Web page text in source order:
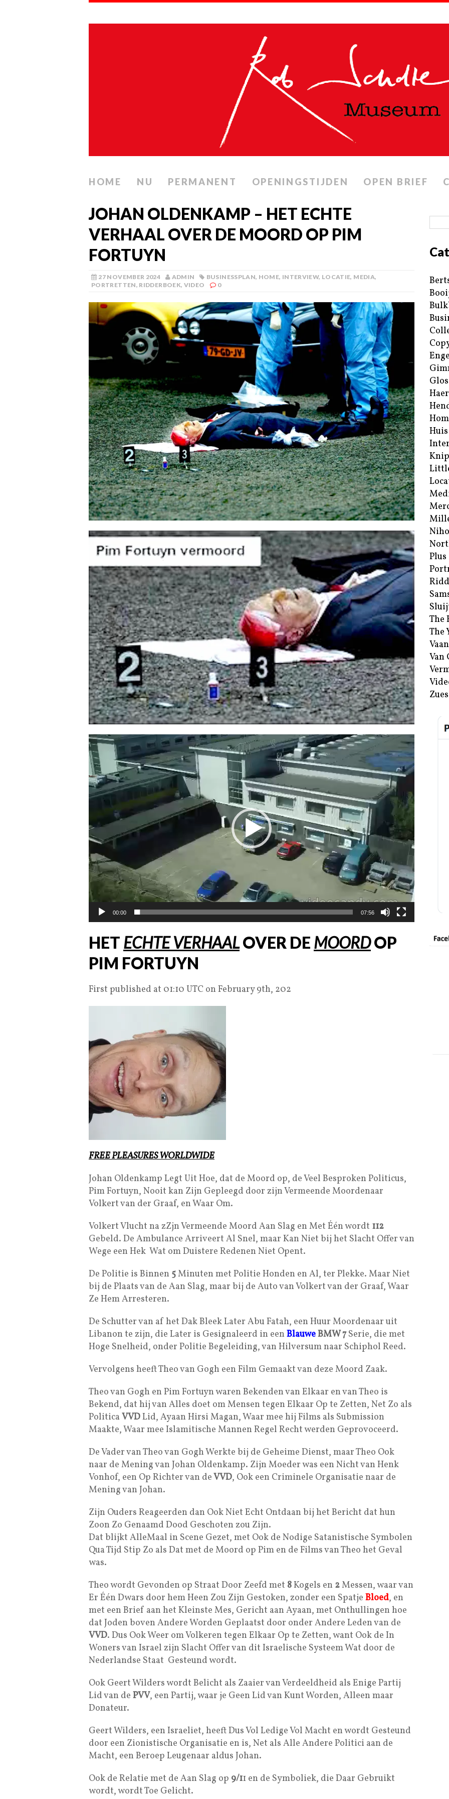
HOME NU PERMANENT OPENINGSTIJDEN OPEN BRIEF
JOHAN OLDENKAMP – HET ECHTE
VERHAAL OVER DE MOORD OP PIM
FORTUYN
27 NOVEMBER 2024 ADMIN BUSINESSPLAN, HOME, INTERVIEW, LOCATIE, MEDIA,
PORTRETTEN, RIDDERBOEK, VIDEO 0
Videospeler
00:00 07:56
HET ECHTE VERHAALOVER DE MOORDOP
PIM FORTUYN
First published at 01:10 UTC on February 9th, 202
FREE PLEASURES WORLDWIDE
Johan Oldenkamp Legt Uit Hoe, dat de Moord op, de Veel Besproken Politicus,
Pim Fortuyn, Nooit kan Zijn Gepleegd door zijn Vermeende Moordenaar
Volkert van der Graaf, en Waar Om.
Volkert Vlucht na zZjn Vermeende Moord Aan Slag en Met Één wordt 112
Gebeld. De Ambulance Arriveert Al Snel, maar Kan Niet bij het Slacht Offer van
Wege een Hek Wat om Duistere Redenen Niet Opent.
De Politie is Binnen 5Minuten met Politie Honden en Al, ter Plekke. Maar Niet
bij de Plaats van de Aan Slag, maar bij de Auto van Volkert van der Graaf, Waar
Ze Hem Arresteren.
De Schutter van af het Dak Bleek Later Abu Fatah, een Huur Moordenaar uit
Libanon te zijn, die Later is Gesignaleerd in een BlauweBMW 7Serie, die met
Hoge Snelheid, onder Politie Begeleiding, van Hilversum naar Schiphol Reed.
Vervolgens heeft Theo van Gogh een Film Gemaakt van deze Moord Zaak.
Theo van Gogh en Pim Fortuyn waren Bekenden van Elkaar en van Theo is
Bekend, dat hij van Alles doet om Mensen tegen Elkaar Op te Zetten, Net Zo als
Politica VVDLid, Ayaan Hirsi Magan, Waar mee hij Films als Submission
Maakte, Waar mee Islamitische Mannen Regel Recht werden Geprovoceerd.
De Vader van Theo van Gogh Werkte bij de Geheime Dienst, maar Theo Ook
naar de Mening van Johan Oldenkamp. Zijn Moeder was een Nicht van Henk
Vonhof, een Op Richter van deVVD, Ook een Criminele Organisatie naar de
Mening van Johan.
Zijn Ouders Reageerden dan Ook Niet Echt Ontdaan bij het Bericht dat hun
Zoon Zo Genaamd Dood Geschoten zou Zijn.
Dat blijkt AlleMaal in Scene Gezet, met Ook de Nodige Satanistische Symbolen
Qua Tijd Stip Zo als Dat met de Moord op Pim en de Films van Theo het Geval
was.
Theo wordt Gevonden op Straat Door Zeefd met 8Kogels en 2Messen, waar van
Er Één Dwars door hem Heen Zou Zijn Gestoken, zonder een Spatje Bloed, en
met een Brief aan het Kleinste Mes, Gericht aan Ayaan, met Onthullingen hoe
dat Joden boven Andere Worden Geplaatst door onder Andere Leden van de
VVD. Dus Ook Weer om Volkeren tegen Elkaar Op te Zetten, want Ook de In
Woners van Israel zijn Slacht Offer van dit Israelische Systeem Wat door de
Nederlandse Staat Gesteund wordt.
Ook Geert Wilders wordt Belicht als Zaaier van Verdeeldheid als Enige Partij
Lid van de PVV, een Partij, waar je Geen Lid van Kunt Worden, Alleen maar
Donateur.
Geert Wilders, een Israeliet, heeft Dus Vol Ledige Vol Macht en wordt Gesteund
door een Zionistische Organisatie en is, Net als Alle Andere Politici aan de
Macht, een Beroep Leugenaar aldus Johan.
Ook de Relatie met de Aan Slag op 9/11 en de Symboliek, die Daar Gebruikt
wordt, wordt Toe Gelicht.
Plus
The
The
Van